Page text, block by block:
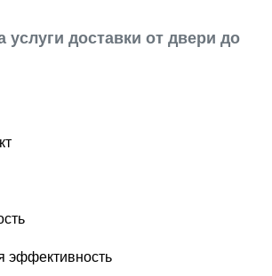
услуги доставки от двери до
эффективность